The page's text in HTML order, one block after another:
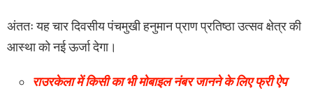
अंततः यह चार दिवसीय पंचमुखी हनुमान प्राण प्रतिष्ठा उत्सव क्षेत्र की
आस्था को नई ऊर्जा देगा।
राउरकेला में किसी का भी मोबाइल नंबर जानने के लिए फ्री ऐप